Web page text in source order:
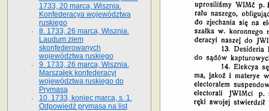
1733, 20 marca, Wisznia.
Konfederacya województwa
ruskiego
8. 1733, 26 marca, Wisznia.
Laudum ziem
skonfederowanych
województwa ruskiego
9. 1733, 26 marca, Wisznia.
Marszałek konfederacyi
województwa ruskiego do
Prymasa
10. 1733, koniec marca, s. 1.
Odpowiedź prymasa na list